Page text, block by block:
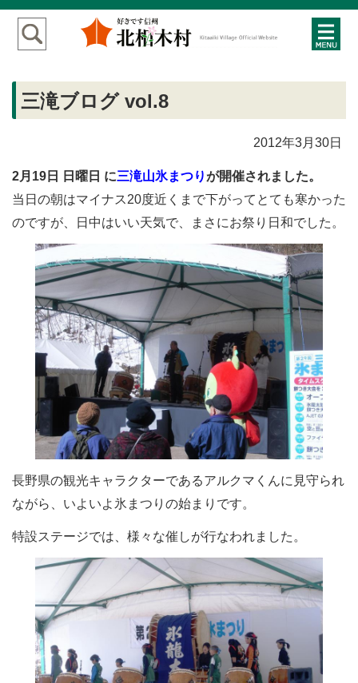
三滝ブログ vol.8
2012年3月30日
2月19日 日曜日 に三滝山氷まつりが開催されました。
当日の朝はマイナス20度近くまで下がってとても寒かった
のですが、日中はいい天気で、まさにお祭り日和でした。
長野県の観光キャラクターであるアルクマくんに見守られ
ながら、いよいよ氷まつりの始まりです。
特設ステージでは、様々な催しが行なわれました。